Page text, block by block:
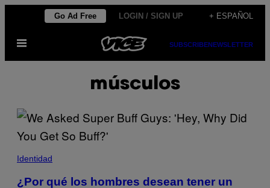
contenido
Go Ad Free LOGIN / SIGN UP + ESPAÑOL
Abrir
SUBSCRIBENEWSLETTER
músculos
Identidad
¿Por qué los hombres desean tener un